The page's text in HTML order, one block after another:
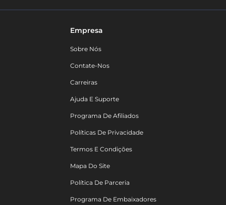
Empresa
Sobre Nós
Contate-Nos
Carreiras
Ajuda E Suporte
Programa De Afiliados
Políticas De Privacidade
Termos E Condições
Mapa Do Site
Política De Parceria
Programa De Embaixadores